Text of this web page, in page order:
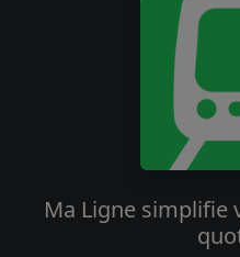
Ma Ligne simplifie